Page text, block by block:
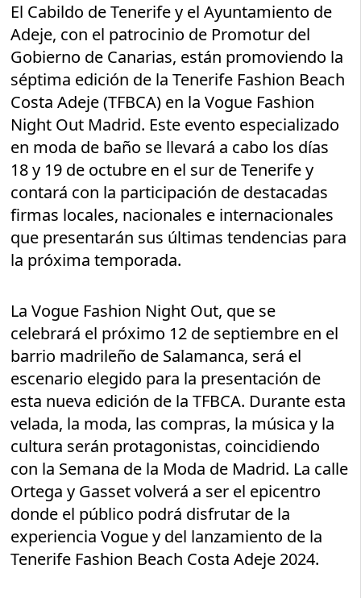
El Cabildo de Tenerife y el Ayuntamiento de
Adeje, con el patrocinio de Promotur del
Gobierno de Canarias, están promoviendo la
séptima edición de la Tenerife Fashion Beach
Costa Adeje (TFBCA) en la Vogue Fashion
Night Out Madrid. Este evento especializado
en moda de baño se llevará a cabo los días
18 y 19 de octubre en el sur de Tenerife y
contará con la participación de destacadas
firmas locales, nacionales e internacionales
que presentarán sus últimas tendencias para
la próxima temporada.
La Vogue Fashion Night Out, que se
celebrará el próximo 12 de septiembre en el
barrio madrileño de Salamanca, será el
escenario elegido para la presentación de
esta nueva edición de la TFBCA. Durante esta
velada, la moda, las compras, la música y la
cultura serán protagonistas, coincidiendo
con la Semana de la Moda de Madrid. La calle
Ortega y Gasset volverá a ser el epicentro
donde el público podrá disfrutar de la
experiencia Vogue y del lanzamiento de la
Tenerife Fashion Beach Costa Adeje 2024.